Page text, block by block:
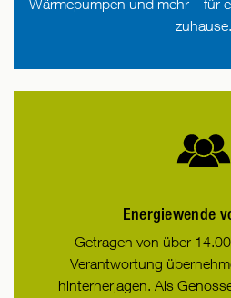
Wärmepumpen und mehr – für
zuhause.
Energiewende
Getragen von über
Verantwortung
hinterherjagen. Als